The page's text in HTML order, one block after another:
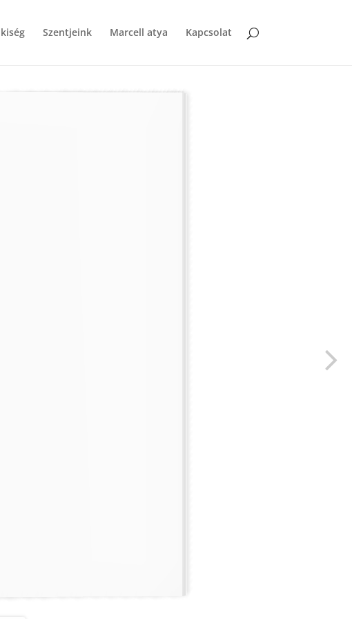
Szentjeink Marcell atya Kapcsolat